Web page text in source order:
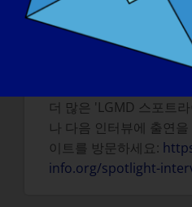
EDMD가 포함되도록 옹
겪은 어려움을 미래 세대
것이 가장 큰 바람이며,
더 많은 'LGMD 스포트
나 다음 인터뷰에 출연
이트를 방문하세요:
info.org/spotlight-